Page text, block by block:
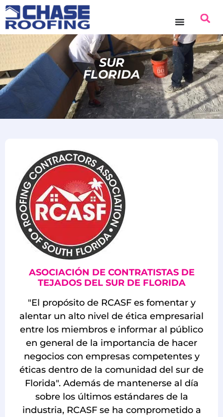
SUR
FLORIDA
ASOCIACIÓN DE CONTRATISTAS DE
TEJADOS DEL SUR DE FLORIDA
"El propósito de RCASF es fomentar y
alentar un alto nivel de ética empresarial
entre los miembros e informar al público
en general de la importancia de hacer
negocios con empresas competentes y
éticas dentro de la comunidad del sur de
Florida". Además de mantenerse al día
sobre los últimos estándares de la
industria, RCASF se ha comprometido a